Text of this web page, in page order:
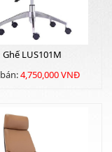
Ghế LUS101M
4,750,000 VNĐ